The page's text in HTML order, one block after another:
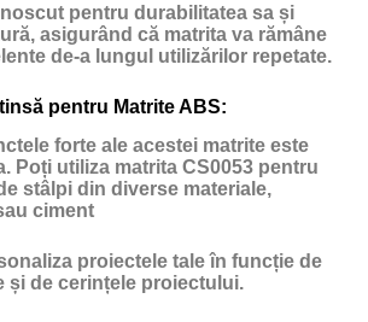
pentru durabilitatea sa și
asigurând că matrita va rămâne
de-a lungul utilizărilor repetate.
pentru Matrite ABS:
forte ale acestei matrite este
Poți utiliza matrita CS0053 pentru
stâlpi din diverse materiale,
ciment
proiectele tale în funcție de
și de cerințele proiectului.